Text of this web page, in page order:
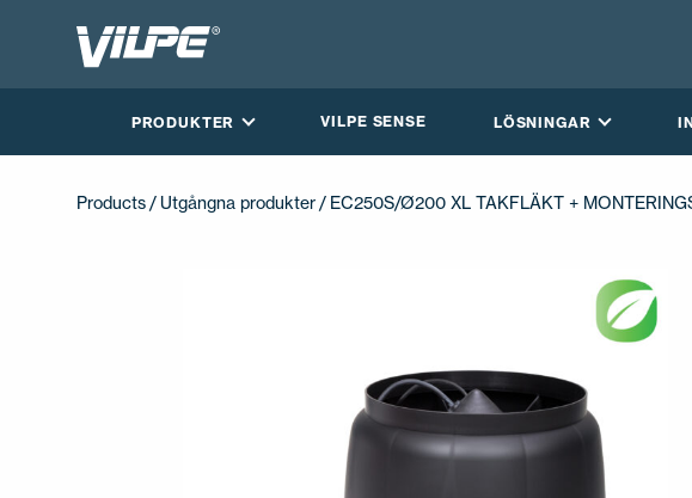
PRODUKTER VILPE SENSE LÖSNINGAR
Products / Utgångna produkter / EC250S/Ø200 XL TAKFLÄKT +